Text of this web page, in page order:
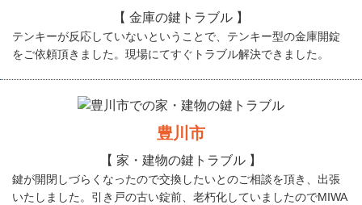
【 金庫の鍵トラブル 】
テンキーが反応していないということで、テンキー型の金庫開錠
をご依頼頂きました。現場にてすぐトラブル解決できました。
豊川市
【 家・建物の鍵トラブル 】
鍵が開閉しづらくなったので交換したいとのご相談を頂き、出張
いたしました。引き戸の古い錠前、老朽化していましたのでMIWA